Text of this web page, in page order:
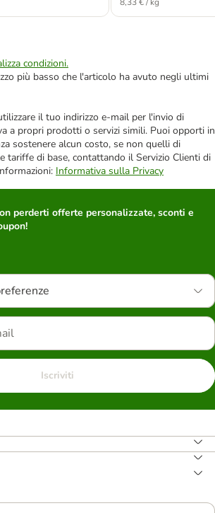
condizioni.
più basso che l'articolo ha avuto negli ultimi
il tuo indirizzo e-mail per l'invio di
a propri prodotti o servizi simili. Puoi opporti in
sostenere alcun costo, se non quelli di
tariffe di base, contattando il Servizio Clienti di
Informativa sulla Privacy
perderti offerte personalizzate, sconti e
Iscriviti